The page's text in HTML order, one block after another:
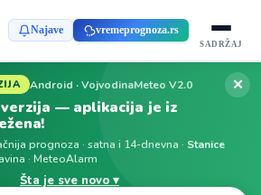
Najave vremeprognoza.rs
SADRŽAJ
Android · VojvodinaMeteo V2.0
— aplikacija je iz
prognoza · satna i 14-dnevna · Stanice
· MeteoAlarm
Šta je sve novo ▾
✕